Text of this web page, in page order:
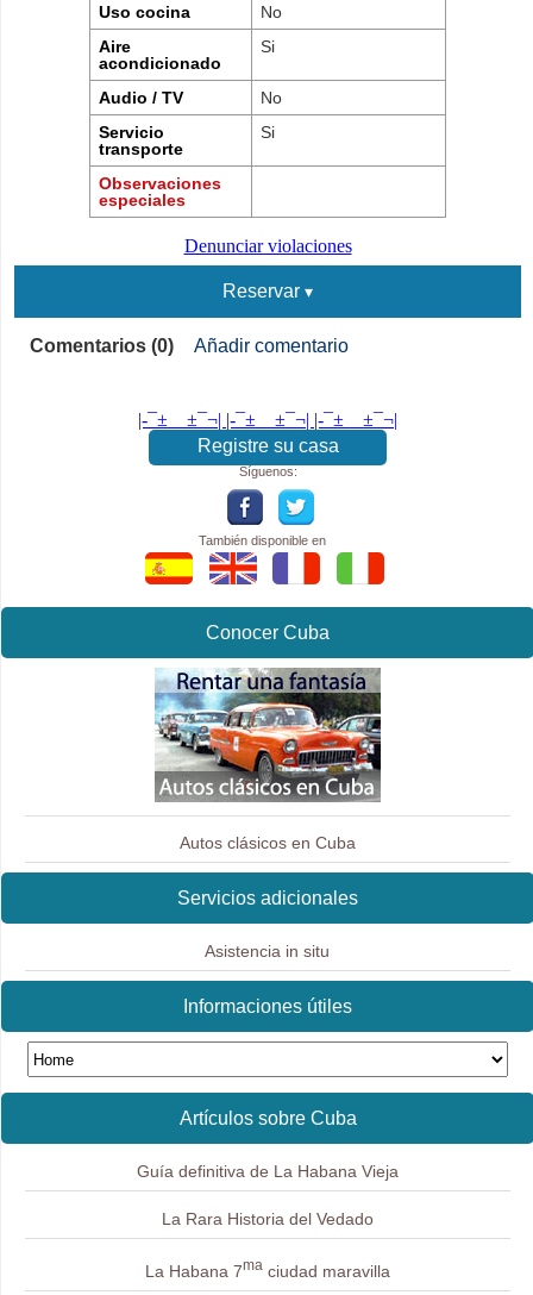
Uso cocina
No
Aire
acondicionado
Si
Audio / TV
No
Servicio
transporte
Si
Observaciones
especiales
Denunciar violaciones
Reservar
Comentarios (0) Añadir comentario
|-¯±­__­±¯¬| |-¯±­__­±¯¬| |-¯±­__­±¯¬|
Registre su casa
Síguenos:
También disponible en
Conocer Cuba
Autos clásicos en Cuba
Servicios adicionales
Asistencia in situ
Informaciones útiles
Artículos sobre Cuba
Guía definitiva de La Habana Vieja
La Rara Historia del Vedado
La Habana 7maciudad maravilla